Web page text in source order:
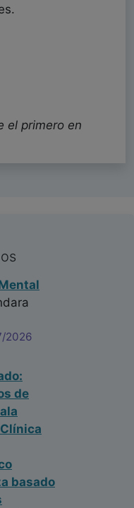
el primero en
2026
de
basado